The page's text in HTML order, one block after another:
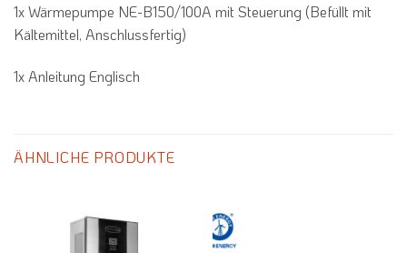
1x Wärmepumpe NE-B150/100A mit Steuerung (Befüllt mit
Kältemittel, Anschlussfertig)
1x Anleitung Englisch
ÄHNLICHE PRODUKTE